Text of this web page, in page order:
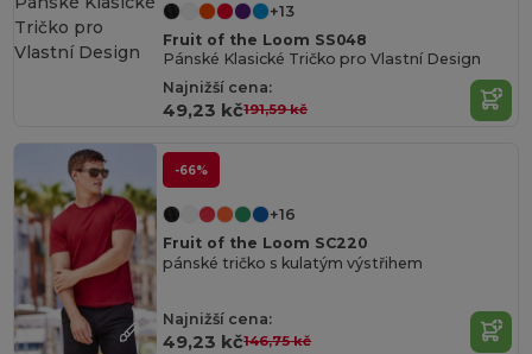
+13
Fruit of the Loom SS048
Pánské Klasické Tričko pro Vlastní Design
Najnižší cena:
49,23 kč191,59 kč
-66%
+16
Fruit of the Loom SC220
pánské tričko s kulatým výstřihem
Najnižší cena:
49,23 kč146,75 kč